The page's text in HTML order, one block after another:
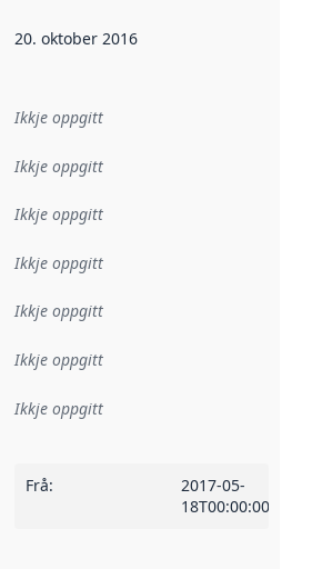
20. oktober 2016
Ikkje oppgitt
Ikkje oppgitt
Ikkje oppgitt
Ikkje oppgitt
Ikkje oppgitt
Ikkje oppgitt
Ikkje oppgitt
Frå:
2017-05-
18T00:00:00Z